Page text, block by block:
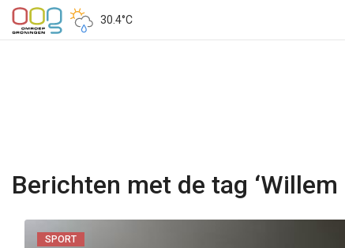
30.4°C
Berichten met de tag ‘Willem
SPORT